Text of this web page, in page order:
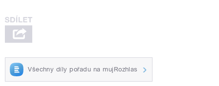
Všechny díly pořadu na mujRozhlas